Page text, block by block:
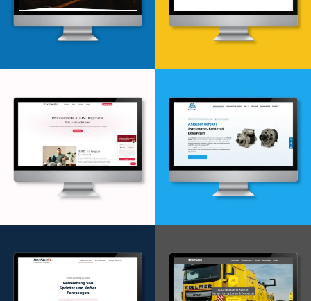
Webdesign & -entwicklung Webdesign & -entwicklung
Webdesign & -entwicklung Webdesign & -entwicklung